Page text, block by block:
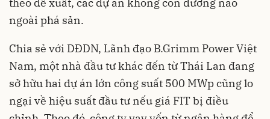
ngoài phá sản.
Chia sẻ với DĐDN, Lãnh đạo B.Grimm Power Việt
Nam, một nhà đầu tư khác đến từ Thái Lan đang
sở hữu hai dự án lớn công suất 500 MWp cũng lo
ngại về hiệu suất đầu tư nếu giá FIT bị điều